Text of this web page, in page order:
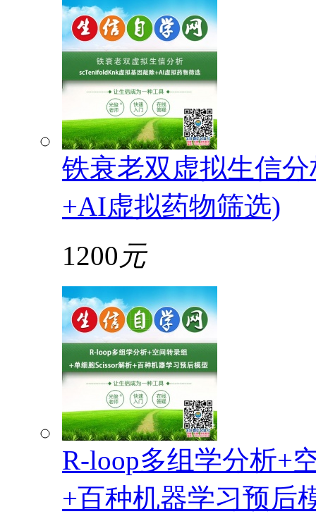
铁衰老双虚拟生信
+AI虚拟药物筛选)
1200 元
R-loop多组学分析+
+百种机器学习预后